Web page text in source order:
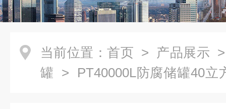
当前位置： 首页 > 产品展示
罐 > PT40000L防腐储罐40立